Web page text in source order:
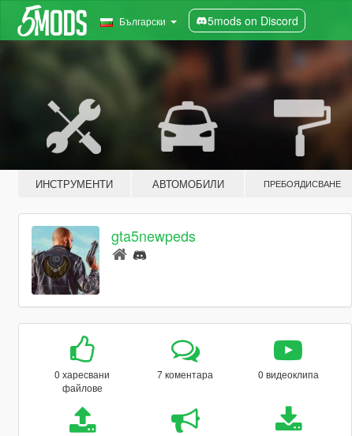
Български 5mods on Discord
ИНСТРУМЕНТИ АВТОМОБИЛИ ПРЕБОЯДИСВАНЕ
gta5newpeds
0 харесвани
файлове
7 коментара 0 видеоклипа